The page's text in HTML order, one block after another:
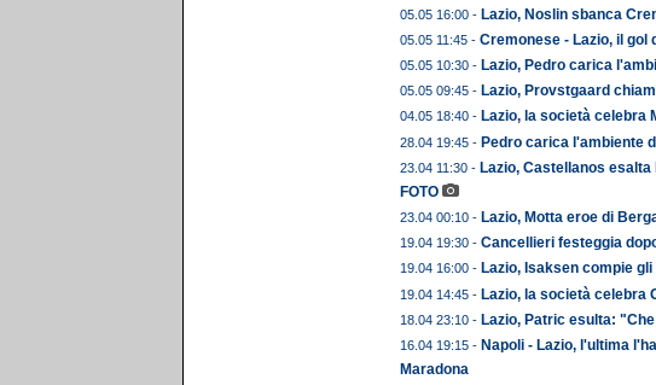
05.05 16:00 - Lazio, Noslin sbanca
05.05 11:45 - Cremonese - Lazio, il gol
05.05 10:30 - Lazio, Pedro carica
05.05 09:45 - Lazio, Provstgaard
04.05 18:40 - Lazio, la società celebra
28.04 19:45 - Pedro carica l'ambiente
23.04 11:30 - Lazio, Castellanos
FOTO
23.04 00:10 - Lazio, Motta eroe di
19.04 19:30 - Cancellieri festeggia
19.04 16:00 - Lazio, Isaksen compie
19.04 14:45 - Lazio, la società celebra
18.04 23:10 - Lazio, Patric esulta:
16.04 19:15 - Napoli - Lazio, l'ultima
Maradona